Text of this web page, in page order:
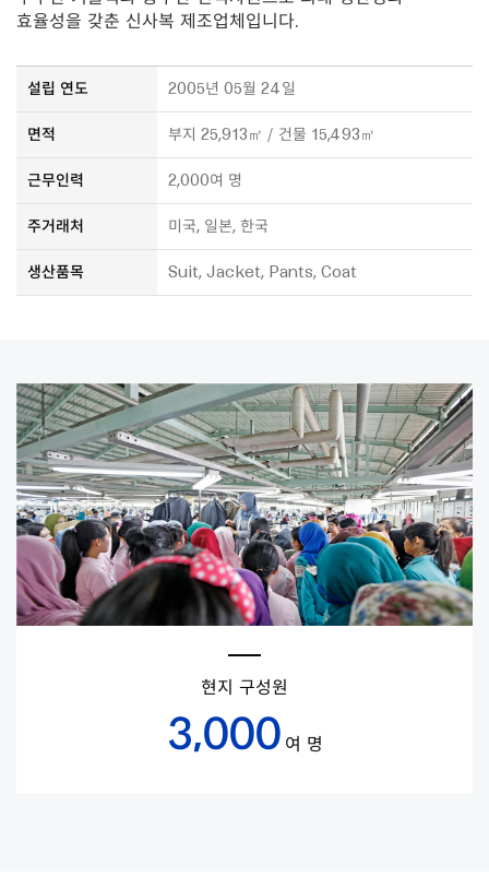
효율성을 갖춘 신사복 제조업체입니다.
설립 연도 2005년 05월 24일
면적 부지 25,913㎡ / 건물 15,493㎡
근무인력 2,000여 명
주거래처 미국, 일본, 한국
생산품목 Suit, Jacket, Pants, Coat
1
,900년
2
,005년
현지 구성원
3
4,
0
1
2
3
4
5
0
3
7
0
4
7
4
8
1
4
8
1
5
8
2
1
4
7
3
6
5
8
1
4
7
0
3
6
9 여 명
11